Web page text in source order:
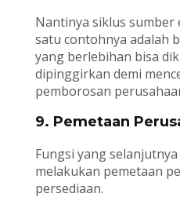
Nantinya siklus sumber
satu contohnya adalah
yang berlebihan bisa
dipinggirkan demi
pemborosan
9. Pemetaan
Fungsi yang
melakukan pemetaan
persediaan.